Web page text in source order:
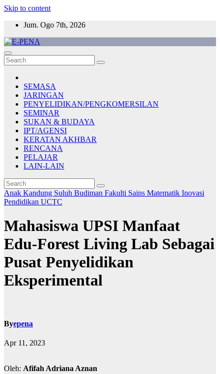
Skip to content
Jum. Ogo 7th, 2026
E-PENA
Berita Digital Terkini
SEMASA
JARINGAN
PENYELIDIKAN/PENGKOMERSILAN
SEMINAR
SUKAN & BUDAYA
IPT/AGENSI
KERATAN AKHBAR
RENCANA
PELAJAR
LAIN-LAIN
Anak Kandung Suluh Budiman Fakulti Sains Matematik Inovasi
Pendidikan UCTC
Mahasiswa UPSI Manfaat
Edu-Forest Living Lab Sebagai
Pusat Penyelidikan
Eksperimental
Byepena
Apr 11, 2023
Oleh: Afifah Adriana Aznan